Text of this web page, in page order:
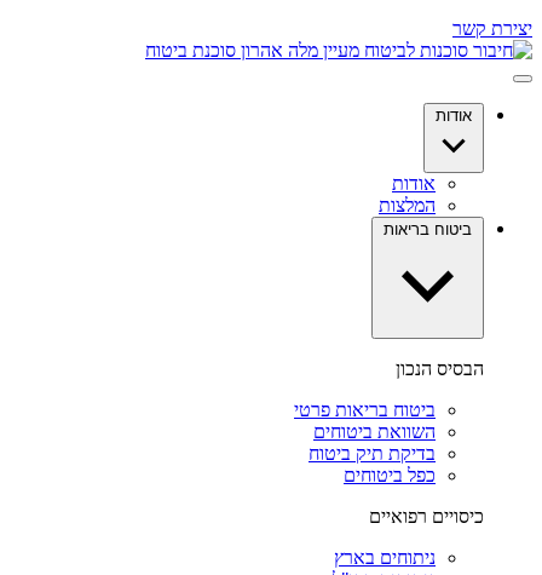
יצירת קשר
אודות
אודות
המלצות
ביטוח בריאות
הבסיס הנכון
ביטוח בריאות פרטי
השוואת ביטוחים
בדיקת תיק ביטוח
כפל ביטוחים
כיסויים רפואיים
ניתוחים בארץ